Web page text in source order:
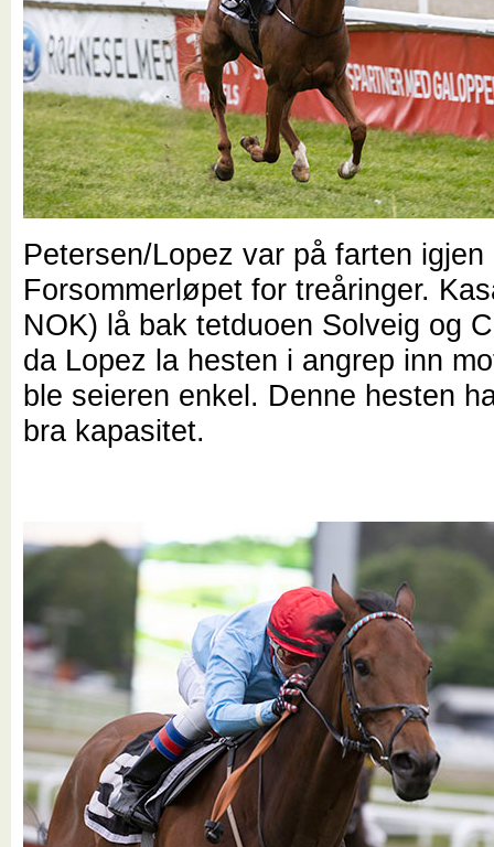
Petersen/Lopez var på farten
Forsommerløpet for treåringer.
NOK) lå bak tetduoen Solveig og
da Lopez la hesten i angrep inn
ble seieren enkel. Denne hesten
bra kapasitet.